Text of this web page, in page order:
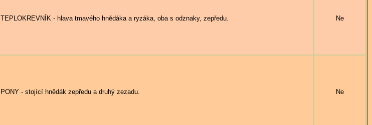
TEPLOKREVNÍK - hlava tmavého hnědáka a ryzáka, oba s odznaky, zepředu. Ne
PONY - stojící hnědák zepředu a druhý zezadu. Ne